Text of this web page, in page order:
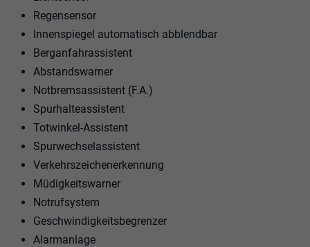
Regensensor
Innenspiegel automatisch abblendbar
Berganfahrassistent
Abstandswarner
Notbremsassistent (F.A.)
Spurhalteassistent
Totwinkel-Assistent
Spurwechselassistent
Verkehrszeichenerkennung
Müdigkeitswarner
Notrufsystem
Geschwindigkeitsbegrenzer
Alarmanlage